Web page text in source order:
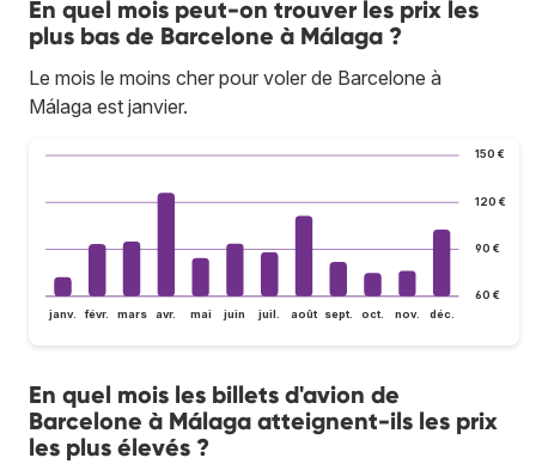
En quel mois peut-on trouver les prix les
plus bas de Barcelone à Málaga ?
Le mois le moins cher pour voler de Barcelone à
Málaga est janvier.
60 €
90 €
120 €
150 €
janv. févr. mars avr. mai juin juil. août sept. oct. nov. déc.
En quel mois les billets d'avion de
Barcelone à Málaga atteignent-ils les prix
les plus élevés ?